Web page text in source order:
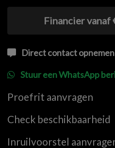
Financier vanaf
Direct contact
Stuur een WhatsApp
Proefrit aanvragen
Check beschikbaarheid
Inruilvoorstel